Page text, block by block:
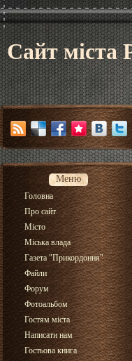
Сайт міста
Меню
Головна
Про сайт
Місто
Міська влада
Газета "Прикордоння"
Файли
Форум
Фотоальбом
Гостям міста
Написати нам
Гостьова книга